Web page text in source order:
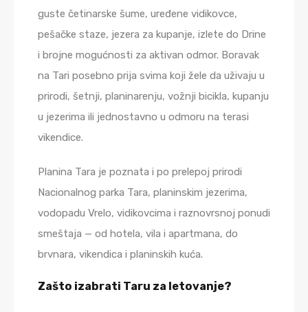
guste četinarske šume, uređene vidikovce,
pešačke staze, jezera za kupanje, izlete do Drine
i brojne mogućnosti za aktivan odmor. Boravak
na Tari posebno prija svima koji žele da uživaju u
prirodi, šetnji, planinarenju, vožnji bicikla, kupanju
u jezerima ili jednostavno u odmoru na terasi
vikendice.
Planina Tara je poznata i po prelepoj prirodi
Nacionalnog parka Tara, planinskim jezerima,
vodopadu Vrelo, vidikovcima i raznovrsnoj ponudi
smeštaja — od hotela, vila i apartmana, do
brvnara, vikendica i planinskih kuća.
Zašto izabrati Taru za letovanje?